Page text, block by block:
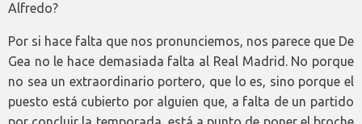
Alfredo?
Por si hace falta que nos pronunciemos, nos parece que De
Gea no le hace demasiada falta al Real Madrid. No porque
no sea un extraordinario portero, que lo es, sino porque el
puesto está cubierto por alguien que, a falta de un partido